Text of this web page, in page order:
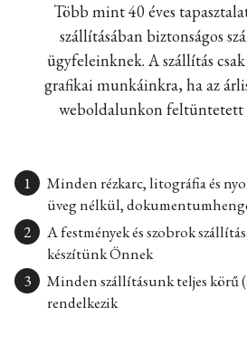
Több mint 40 éves
szállításában biztonságos
ügyfeleinknek. A szállítás
grafikai munkáinkra, ha az
weboldalunkon feltüntetett
Minden rézkarc, litográfia és
üveg nélkül,
A festmények és szobrok
készítünk Önnek
Minden szállításunk teljes körű
rendelkezik